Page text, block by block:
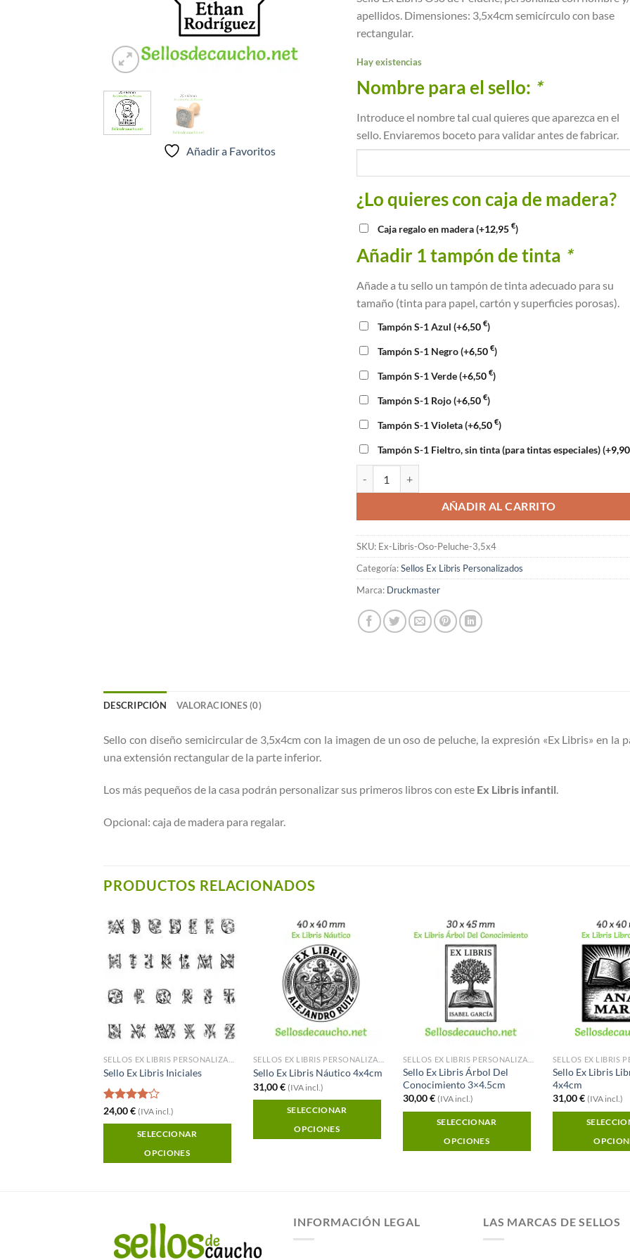
Añadir a Favoritos
apellidos. Dimensiones: 3,5x4cm semicírculo con base
rectangular.
Hay existencias
Nombre para el sello: *
Introduce el nombre tal cual quieres que aparezca en el
sello. Enviaremos boceto para validar antes de fabricar.
¿Lo quieres con caja de madera?
Caja regalo en madera(+12,95 €)
Añadir 1 tampón de tinta *
Añade a tu sello un tampón de tinta adecuado para su
tamaño (tinta para papel, cartón y superficies porosas).
Tampón S-1 Azul (+6,50 €)
Tampón S-1 Negro(+6,50 €)
Tampón S-1 Verde(+6,50 €)
Tampón S-1 Rojo(+6,50 €)
Tampón S-1 Violeta(+6,50 €)
Tampón S-1 Fieltro, sin tinta (para tintas especiales)(+9,90
AÑADIR AL CARRITO
SKU: Ex-Libris-Oso-Peluche-3,5x4
Categoría:Sellos Ex Libris Personalizados
Marca: Druckmaster
DESCRIPCIÓN VALORACIONES (0)
Sello con diseño semicircular de 3,5x4cm con la imagen de un oso de peluche, la expresión «Ex Libris» en
una extensión rectangular de la parte inferior.
Los más pequeños de la casa podrán personalizar sus primeros libros con este Ex Libris infantil.
Opcional: caja de madera para regalar.
PRODUCTOS RELACIONADOS
Favoritos
Sello Ex Libris Iniciales
Valorado
con4.00
24,00€ (IVA incl.)
SELECCIONAR
OPCIONES
Favoritos
Sello Ex Libris Náutico 4x4cm
31,00€ (IVA incl.)
SELECCIONAR
OPCIONES
Añadir a
Sello Ex Libris Árbol Del
Conocimiento 3×4.5cm
30,00€ (IVA incl.)
SELECCIONAR
OPCIONES
Sello Ex Libris
4x4cm
31,00€ (IVA incl.)
INFORMACIÓN LEGAL LAS MARCAS DE SELLOS